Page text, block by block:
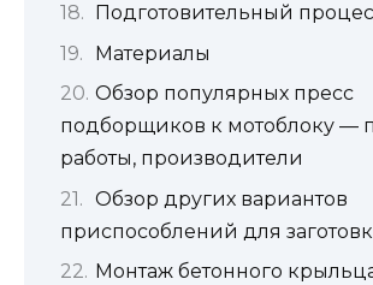
Подготовительный
Материалы
Обзор популярных пресс
подборщиков к мотоблоку —
работы, производители
Обзор других вариантов
приспособлений для
Монтаж бетонного